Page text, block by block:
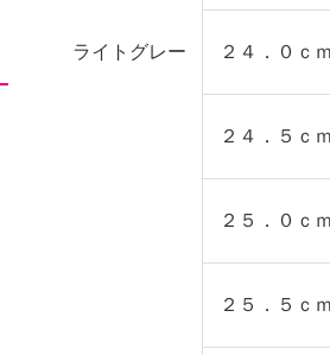
ライトグレー ２４．０ｃｍ
２４．５ｃｍ
２５．０ｃｍ
２５．５ｃｍ